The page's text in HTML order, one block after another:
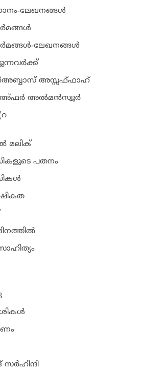
ലേഖനങ്ങള്‍
ലേഖനങ്ങള്‍
അസ്സഫ്ഫാഹ്‌
അല്‍മന്‍സ്വൂര്‍
പതനം